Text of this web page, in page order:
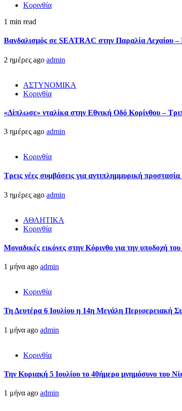
Κορινθία
1 min read
Βανδαλισμός σε SEATRAC στην Παραλία Λεχαίου –
2 ημέρες ago admin
ΑΣΤΥΝΟΜΙΚΑ
Κορινθία
«Δίπλωσε» νταλίκα στην Εθνική Oδό Κορίνθου –
3 ημέρες ago admin
Κορινθία
Τρεις νέες συμβάσεις για αντιπλημμυρική
3 ημέρες ago admin
ΑΘΛΗΤΙΚΑ
Κορινθία
Μοναδικές εικόνες στην Κόρινθο για την υποδοχή
1 μήνα ago admin
Κορινθία
Τη Δευτέρα 6 Ιουλίου η 14η Μεγάλη Περιφερειακή
1 μήνα ago admin
Κορινθία
Την Κυριακή 5 Ιουλίου το 40ήμερο μνημόσυνο του
1 μήνα ago admin